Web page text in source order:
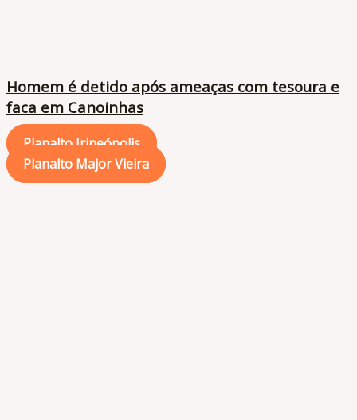
Homem é detido após ameaças com tesoura e
faca em Canoinhas
Planalto Irineópolis
Planalto Major Vieira